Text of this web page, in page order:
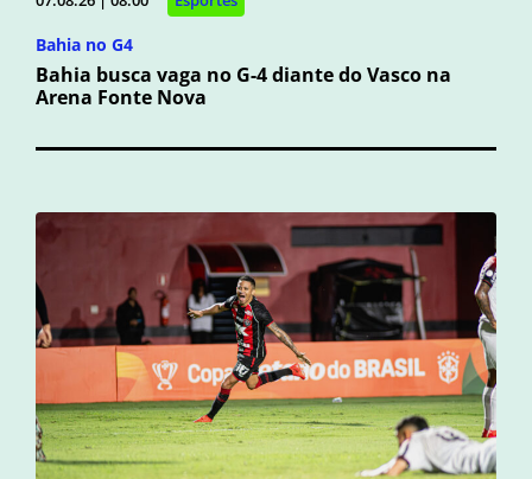
Bahia no G4
Bahia busca vaga no G-4 diante do Vasco na
Arena Fonte Nova